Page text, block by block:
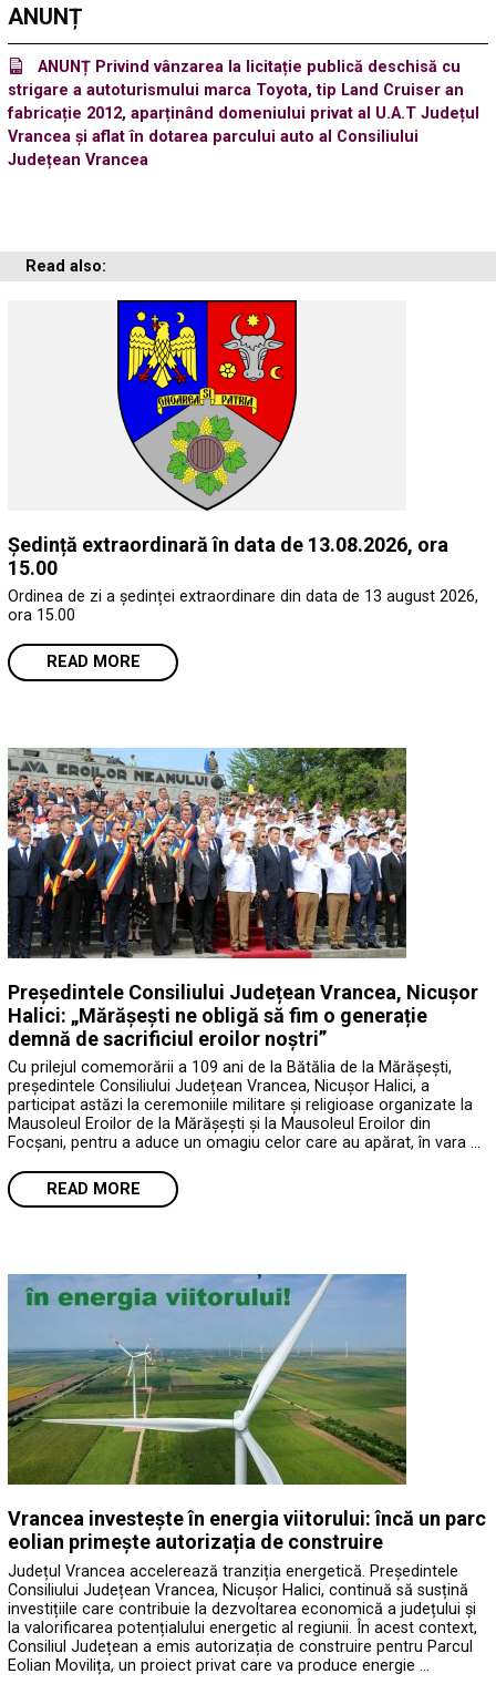
ANUNȚ
ANUNȚ Privind vânzarea la licitație publică deschisă cu
strigare a autoturismului marca Toyota, tip Land Cruiser an
fabricație 2012, aparținând domeniului privat al U.A.T Județul
Vrancea și aflat în dotarea parcului auto al Consiliului
Județean Vrancea
Read also:
Ședință extraordinară în data de 13.08.2026, ora
15.00
Ordinea de zi a ședinței extraordinare din data de 13 august 2026,
ora 15.00
READ MORE
Președintele Consiliului Județean Vrancea, Nicușor
Halici: „Mărășești ne obligă să fim o generație
demnă de sacrificiul eroilor noștri”
Cu prilejul comemorării a 109 ani de la Bătălia de la Mărășești,
președintele Consiliului Județean Vrancea, Nicușor Halici, a
participat astăzi la ceremoniile militare și religioase organizate la
Mausoleul Eroilor de la Mărășești și la Mausoleul Eroilor din
Focșani, pentru a aduce un omagiu celor care au apărat, în vara …
READ MORE
Vrancea investește în energia viitorului: încă un parc
eolian primește autorizația de construire
Județul Vrancea accelerează tranziția energetică. Președintele
Consiliului Județean Vrancea, Nicușor Halici, continuă să susțină
investițiile care contribuie la dezvoltarea economică a județului și
la valorificarea potențialului energetic al regiunii. În acest context,
Consiliul Județean a emis autorizația de construire pentru Parcul
Eolian Movilița, un proiect privat care va produce energie …